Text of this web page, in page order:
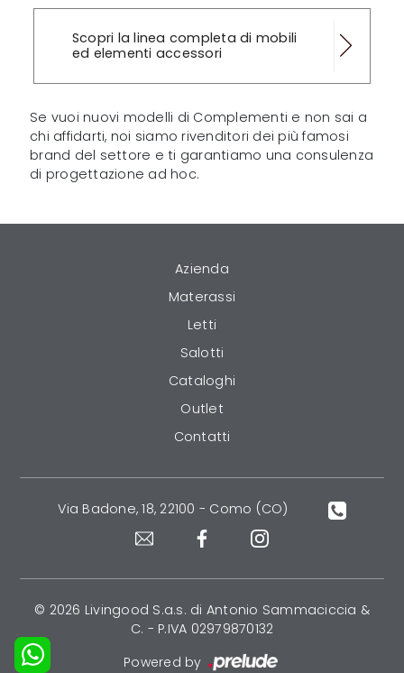
Scopri la linea completa di mobili
ed elementi accessori
Se vuoi nuovi modelli di Complementi e non sai a
chi affidarti, noi siamo rivenditori dei più famosi
brand del settore e ti garantiamo una consulenza
di progettazione ad hoc.
Azienda
Materassi
Letti
Salotti
Cataloghi
Outlet
Contatti
Via Badone, 18, 22100 - Como (CO)
© 2026 Livingood S.a.s. di Antonio Sammaciccia &
C. - P.IVA 02979870132
Powered by